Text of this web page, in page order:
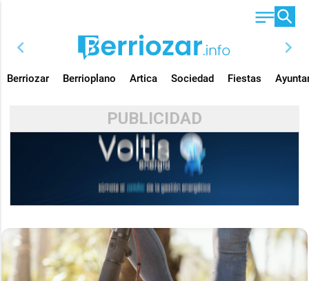
chevron_left chevron_right
Berriozar Berrioplano Artica Sociedad Fiestas
PUBLICIDAD